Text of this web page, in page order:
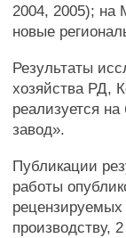
2004, 2005); на
новые
Результаты
хозяйства РД,
реализуется
завод».
Публикации
работы
производству,